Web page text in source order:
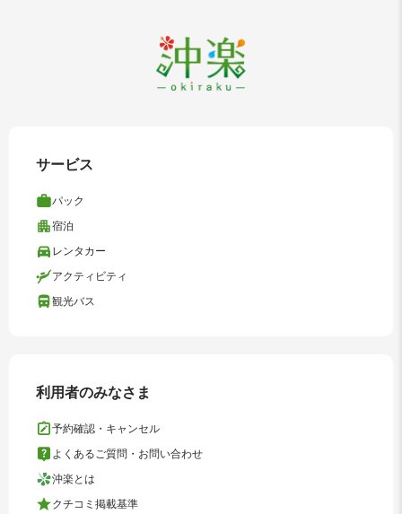
サービス
パック
宿泊
レンタカー
アクティビティ
観光バス
利用者のみなさま
予約確認・キャンセル
よくあるご質問・お問い合わせ
沖楽とは
クチコミ掲載基準